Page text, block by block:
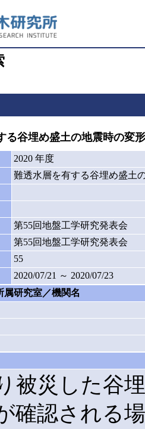
谷埋め盛土の地震時の変
2020 年度
難透水層を有する谷埋め盛土
第55回地盤工学研究発表会
第55回地盤工学研究発表会
55
2020/07/21 ～ 2020/07/23
属研究室／機関名
被災した谷
確認される